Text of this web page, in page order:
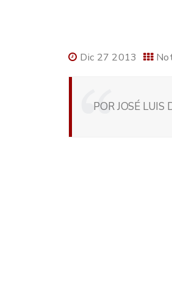
Dic 27 2013
POR JOSÉ